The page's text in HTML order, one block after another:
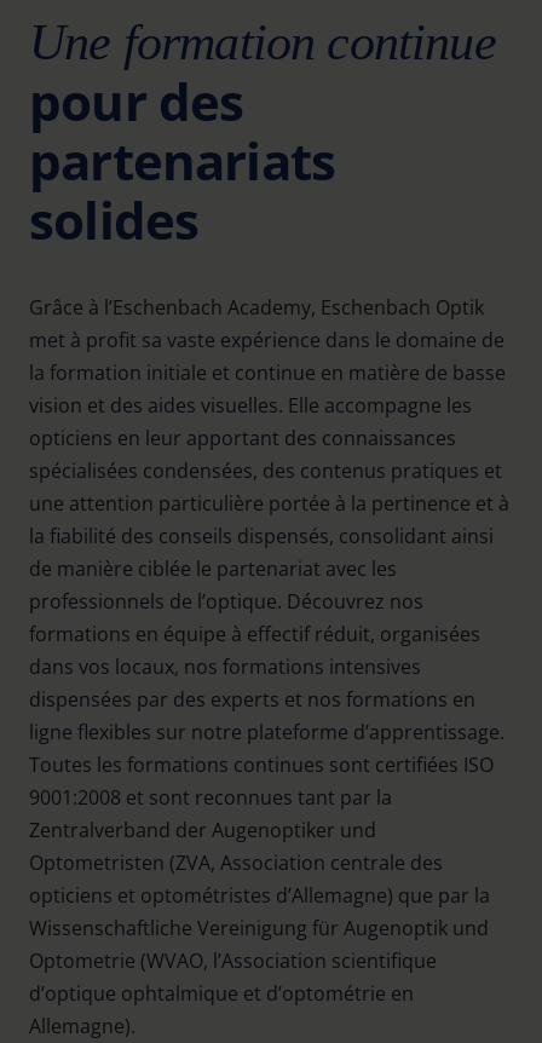
Une formation continue
pour des
partenariats
solides
Grâce à l’Eschenbach Academy, Eschenbach Optik
met à profit sa vaste expérience dans le domaine de
la formation initiale et continue en matière de basse
vision et des aides visuelles. Elle accompagne les
opticiens en leur apportant des connaissances
spécialisées condensées, des contenus pratiques et
une attention particulière portée à la pertinence et à
la fiabilité des conseils dispensés, consolidant ainsi
de manière ciblée le partenariat avec les
professionnels de l’optique. Découvrez nos
formations en équipe à effectif réduit, organisées
dans vos locaux, nos formations intensives
dispensées par des experts et nos formations en
ligne flexibles sur notre plateforme d’apprentissage.
Toutes les formations continues sont certifiées ISO
9001:2008 et sont reconnues tant par la
Zentralverband der Augenoptiker und
Optometristen (ZVA, Association centrale des
opticiens et optométristes d’Allemagne) que par la
Wissenschaftliche Vereinigung für Augenoptik und
Optometrie (WVAO, l’Association scientifique
d’optique ophtalmique et d’optométrie en
Allemagne).